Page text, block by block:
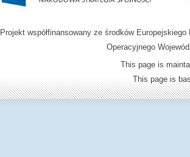
Projekt współfinansowany ze środków
Operacyjnego
This page is
This page is